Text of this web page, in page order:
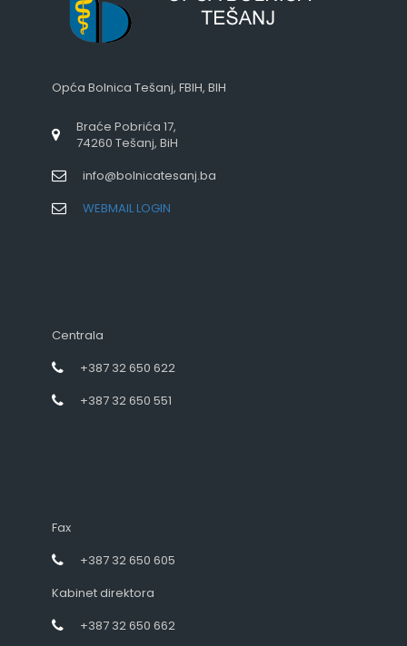
Opća Bolnica Tešanj, FBIH, BIH
Braće Pobrića 17,
74260 Tešanj, BiH
info@bolnicatesanj.ba
WEBMAIL LOGIN
Centrala
+387 32 650 622
+387 32 650 551
Fax
+387 32 650 605
Kabinet direktora
+387 32 650 662